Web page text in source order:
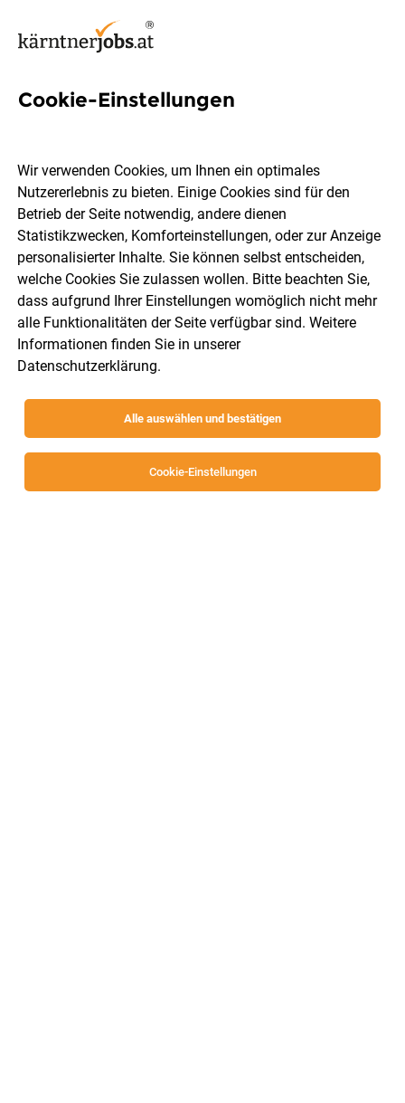
Einzelhandelskaufmann/-
Gartencenter (m/w)
BAUHAUS Depot GmbH
Klagenfurt Lehrstelle 04.08.2026
Cookie-Einstellungen
Wir verwenden Cookies, um Ihnen ein optimales
Nutzererlebnis zu bieten. Einige Cookies sind für den
Betrieb der Seite notwendig, andere dienen
Statistikzwecken, Komforteinstellungen, oder zur Anzeige
personalisierter Inhalte. Sie können selbst entscheiden,
welche Cookies Sie zulassen wollen. Bitte beachten Sie,
dass aufgrund Ihrer Einstellungen womöglich nicht mehr
alle Funktionalitäten der Seite verfügbar sind. Weitere
Informationen finden Sie in unserer
Datenschutzerklärung.
Alle auswählen und bestätigen
Cookie-Einstellungen